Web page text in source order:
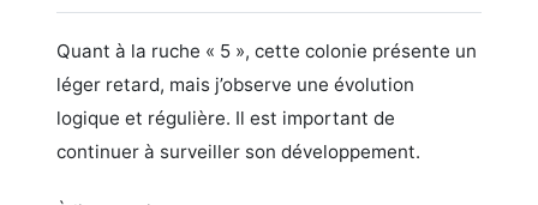
Quant à la ruche « 5 », cette colonie présente un
léger retard, mais j’observe une évolution
logique et régulière. Il est important de
continuer à surveiller son développement.